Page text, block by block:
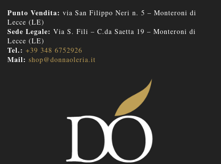
Punto Vendita: via San Filippo Neri n. 5 – Monteroni di
Lecce (LE)
Sede Legale: Via S. Fili – C.da Saetta 19 – Monteroni di
Lecce (LE)
Tel.: +39 348 6752926
Mail: shop@donnaoleria.it